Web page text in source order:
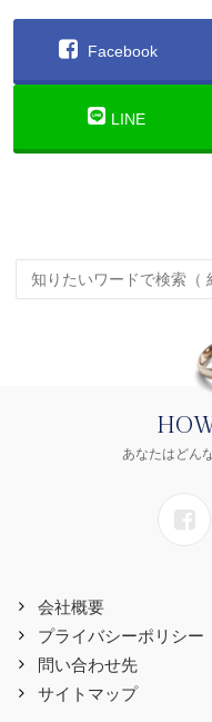
Facebook
LINE
あなたはどん
会社概要
プライバシーポリシー
問い合わせ先
サイトマップ